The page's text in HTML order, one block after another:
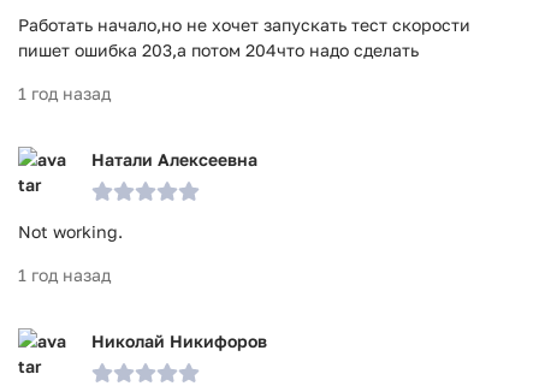
Работать начало,но не хочет запускать тест скорости
пишет ошибка 203,а потом 204что надо сделать
1 год назад
Натали Алексеевна
Not working.
1 год назад
Николай Никифоров